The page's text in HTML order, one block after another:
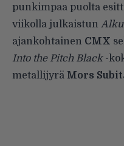
punkimpaa puolta
viikolla julkaistun
ajankohtainen CMX
Into the Pitch Black-
metallijyrä Mors